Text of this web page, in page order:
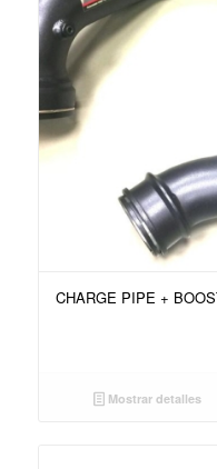
CHARGE PIPE +
Mostrar detalles